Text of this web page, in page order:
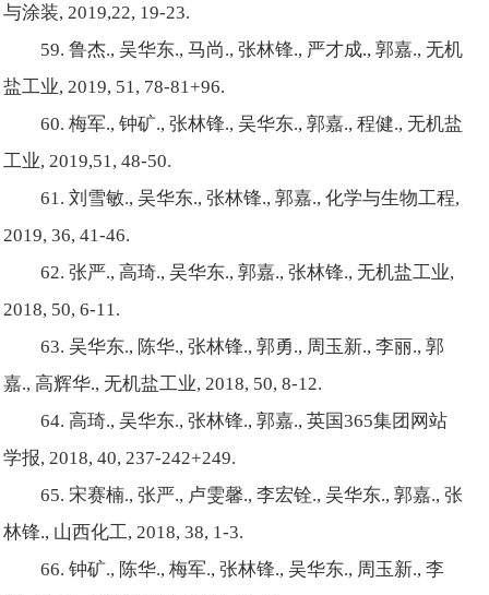
与涂装, 2019,22, 19-23.
59. 鲁杰., 吴华东., 马尚., 张林锋., 严才成., 郭嘉., 无机
盐工业, 2019, 51, 78-81+96.
60. 梅军., 钟矿., 张林锋., 吴华东., 郭嘉., 程健., 无机盐
工业, 2019,51, 48-50.
61. 刘雪敏., 吴华东., 张林锋., 郭嘉., 化学与生物工程,
2019, 36, 41-46.
62. 张严., 高琦., 吴华东., 郭嘉., 张林锋., 无机盐工业,
2018, 50, 6-11.
63. 吴华东., 陈华., 张林锋., 郭勇., 周玉新., 李丽., 郭
嘉., 高辉华., 无机盐工业, 2018, 50, 8-12.
64. 高琦., 吴华东., 张林锋., 郭嘉., 英国365集团网站
学报, 2018, 40, 237-242+249.
65. 宋赛楠., 张严., 卢雯馨., 李宏铨., 吴华东., 郭嘉., 张
林锋., 山西化工, 2018, 38, 1-3.
66. 钟矿., 陈华., 梅军., 张林锋., 吴华东., 周玉新., 李